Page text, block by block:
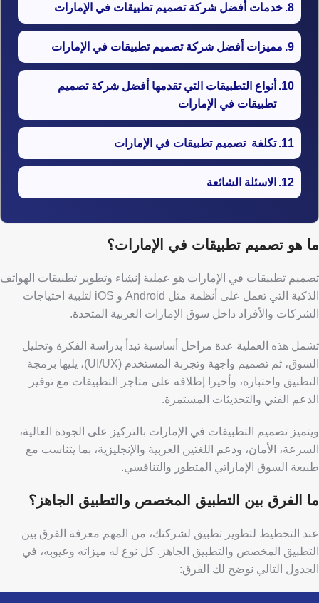
خدمات أفضل شركة تصميم تطبيقات في الإمارات
مميزات أفضل شركة تصميم تطبيقات في الإمارات
أنواع التطبيقات التي تقدمها أفضل شركة تصميم
تطبيقات في الإمارات
تكلفة تصميم تطبيقات في الإمارات
الاسئلة الشائعة
ما هو تصميم تطبيقات في الإمارات؟
تصميم تطبيقات في الإمارات هو عملية إنشاء وتطوير تطبيقات الهواتف
الذكية التي تعمل على أنظمة مثل Android و iOS لتلبية احتياجات
الشركات والأفراد داخل سوق الإمارات العربية المتحدة.
تشمل هذه العملية عدة مراحل أساسية تبدأ بدراسة الفكرة وتحليل
السوق، ثم تصميم واجهة وتجربة المستخدم (UI/UX)، يليها برمجة
التطبيق واختباره، وأخيرا إطلاقه على متاجر التطبيقات مع توفير
الدعم الفني والتحديثات المستمرة.
ويتميز تصميم التطبيقات في الإمارات بالتركيز على الجودة العالية،
السرعة، الأمان، ودعم اللغتين العربية والإنجليزية، بما يتناسب مع
طبيعة السوق الإماراتي المتطور والتنافسي.
ما الفرق بين التطبيق المخصص والتطبيق الجاهز؟
​​عند التخطيط لتطوير تطبيق لشركتك، من المهم معرفة الفرق بين
التطبيق المخصص والتطبيق الجاهز. كل نوع له ميزاته وعيوبه، في
الجدول التالي نوضح لك الفرق: